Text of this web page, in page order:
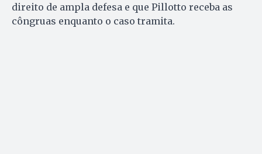
direito de ampla defesa e que Pillotto receba as
côngruas enquanto o caso tramita.